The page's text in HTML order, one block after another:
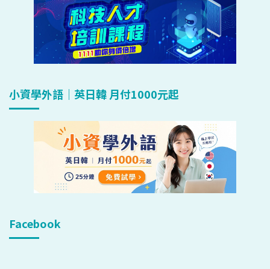
小資學外語｜英日韓 月付1000元起
Facebook